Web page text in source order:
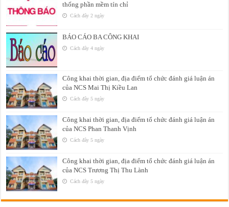
thống phần mềm tín chỉ
Cách đây 2 ngày
BÁO CÁO BA CÔNG KHAI
Cách đây 4 ngày
Công khai thời gian, địa điểm tổ chức đánh giá luận án
của NCS Mai Thị Kiều Lan
Cách đây 5 ngày
Công khai thời gian, địa điểm tổ chức đánh giá luận án
của NCS Phan Thanh Vịnh
Cách đây 5 ngày
Công khai thời gian, địa điểm tổ chức đánh giá luận án
của NCS Trương Thị Thu Lành
Cách đây 5 ngày